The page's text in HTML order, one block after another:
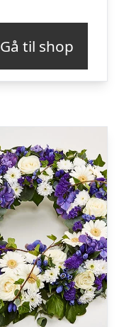
Gå til shop